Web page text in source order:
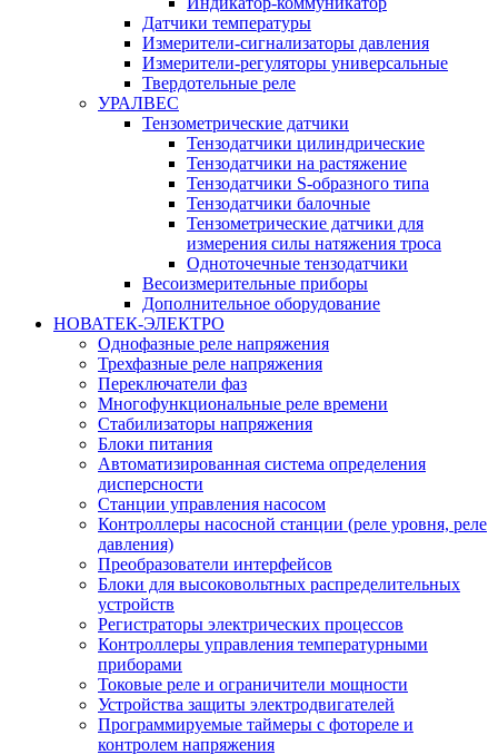
Датчики температуры
Измерители-сигнализаторы давления
Измерители-регуляторы универсальные
Твердотельные реле
УРАЛВЕС
Тензометрические датчики
Тензодатчики цилиндрические
Тензодатчики на растяжение
Тензодатчики S-образного типа
Тензодатчики балочные
Тензометрические датчики для
измерения силы натяжения троса
Одноточечные тензодатчики
Весоизмерительные приборы
Дополнительное оборудование
НОВАТЕК-ЭЛЕКТРО
Однофазные реле напряжения
Трехфазные реле напряжения
Переключатели фаз
Многофункциональные реле времени
Стабилизаторы напряжения
Блоки питания
Автоматизированная система определения
дисперсности
Станции управления насосом
Контроллеры насосной станции (реле уровня, реле
давления)
Преобразователи интерфейсов
Блоки для высоковольтных распределительных
устройств
Регистраторы электрических процессов
Контроллеры управления температурными
приборами
Токовые реле и ограничители мощности
Устройства защиты электродвигателей
Программируемые таймеры с фотореле и
контролем напряжения